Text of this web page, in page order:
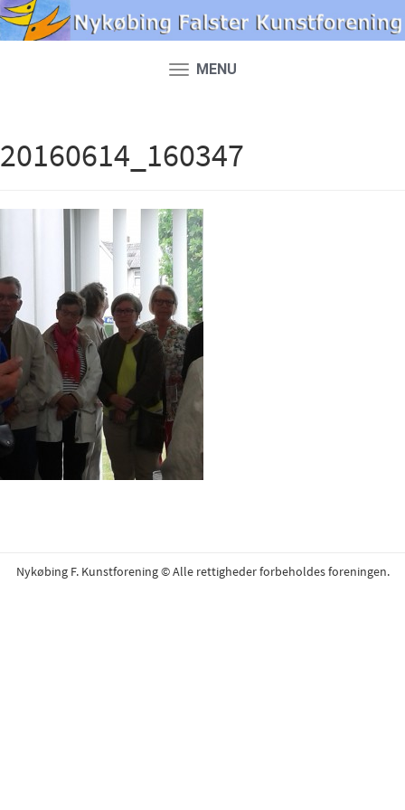
Toggle
MENU
20160614_160347
Nykøbing F. Kunstforening © Alle rettigheder forbeholdes foreningen.